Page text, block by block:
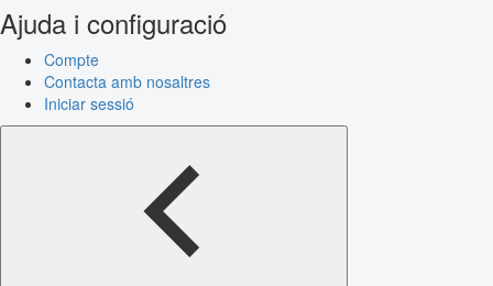
Ajuda i configuració
Compte
Contacta amb nosaltres
Iniciar sessió